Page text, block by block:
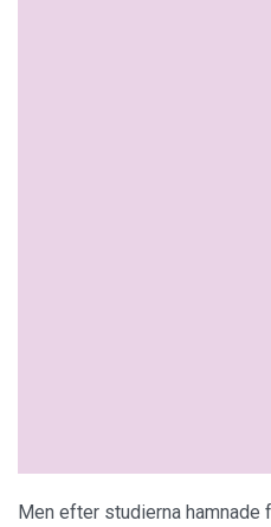
Men efter studierna hamnade